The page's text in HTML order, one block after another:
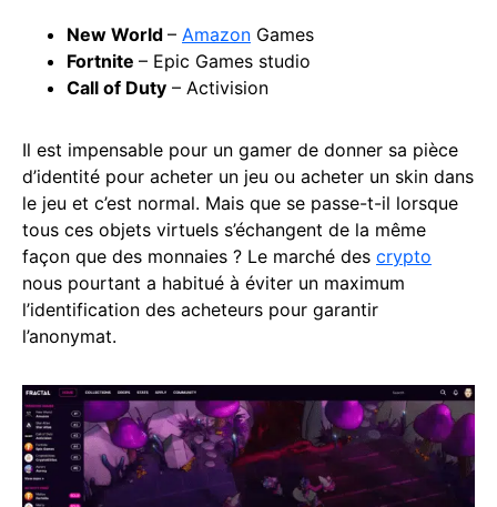
New World – Amazon Games
Fortnite – Epic Games studio
Call of Duty – Activision
Il est impensable pour un gamer de donner sa pièce
d’identité pour acheter un jeu ou acheter un skin dans
le jeu et c’est normal. Mais que se passe-t-il lorsque
tous ces objets virtuels s’échangent de la même
façon que des monnaies ? Le marché des crypto
nous pourtant a habitué à éviter un maximum
l’identification des acheteurs pour garantir
l’anonymat.